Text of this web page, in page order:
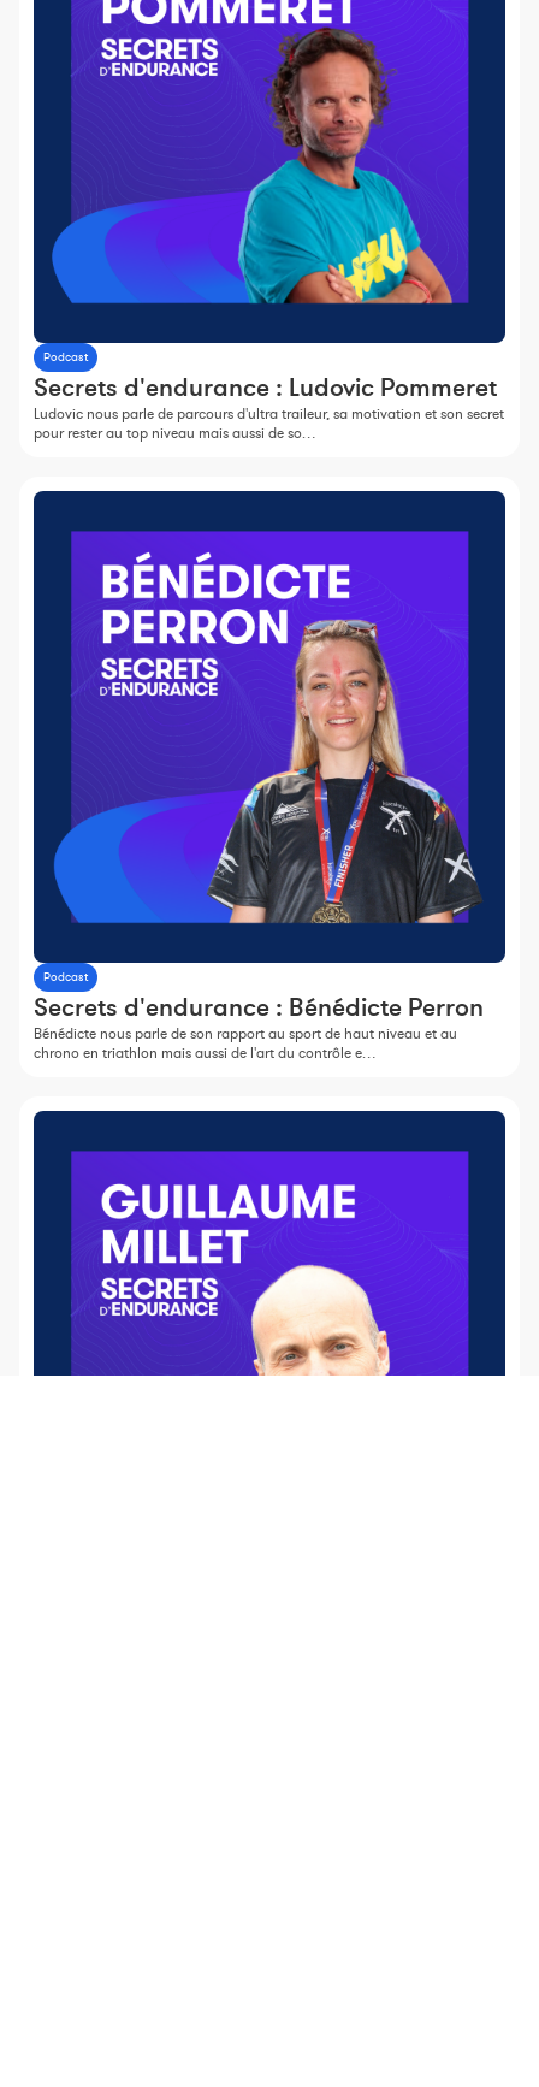
Podcast
Secrets d'endurance : Ludovic Pommeret
Ludovic nous parle de parcours d'ultra traileur, sa motivation et son secret
pour rester au top niveau mais aussi de so…
Podcast
Secrets d'endurance : Bénédicte Perron
Bénédicte nous parle de son rapport au sport de haut niveau et au
chrono en triathlon mais aussi de l'art du contrôle e…